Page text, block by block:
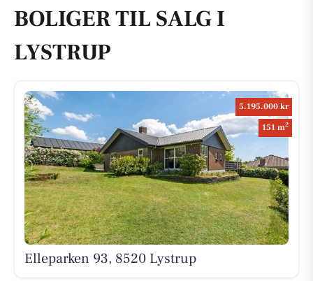
BOLIGER TIL SALG I
LYSTRUP
5.195.000 kr
151 m2
Elleparken 93, 8520 Lystrup